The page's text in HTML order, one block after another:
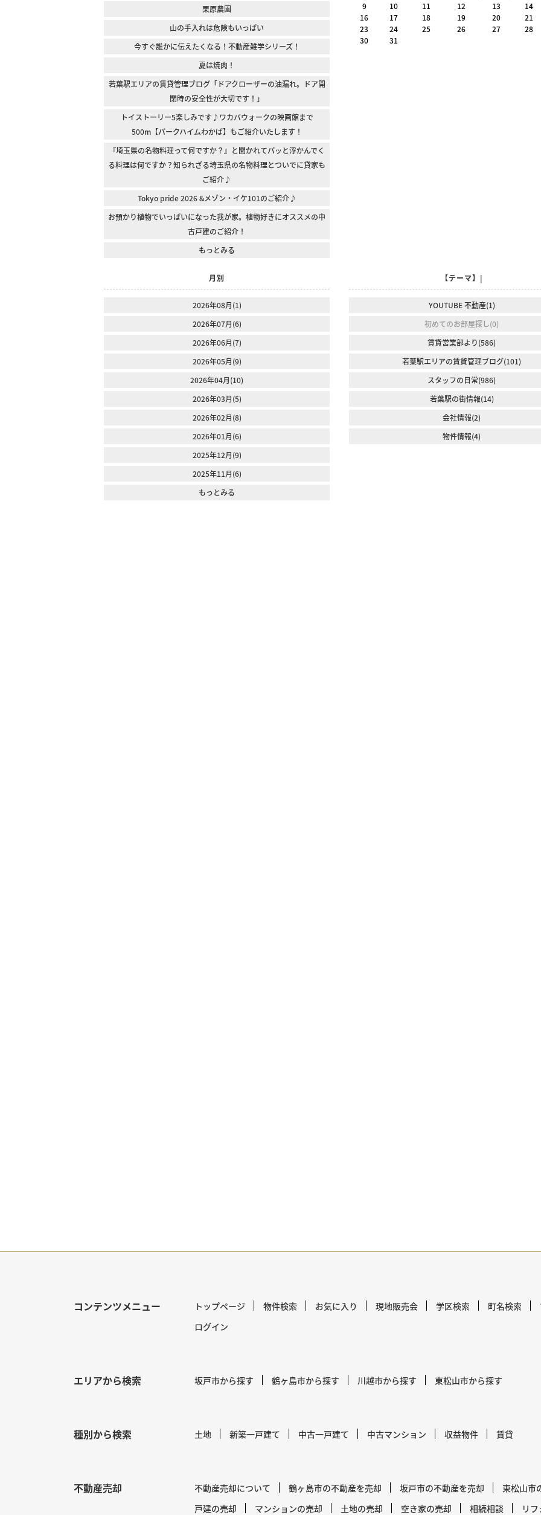
栗原農園
山の手入れは危険もいっぱい
今すぐ誰かに伝えたくなる！不動産雑学シリーズ！
夏は焼肉！
若葉駅エリアの賃貸管理ブログ「ドアクローザーの油漏れ。ドア開
閉時の安全性が大切です！」
トイストーリー5楽しみです♪ワカバウォークの映画館まで
500m【パークハイムわかば】もご紹介いたします！
『埼玉県の名物料理って何ですか？』と聞かれてパッと浮かんでく
る料理は何ですか？知られざる埼玉県の名物料理とついでに貸家も
ご紹介♪
Tokyo pride 2026 &メゾン・イケ101のご紹介♪
お預かり植物でいっぱいになった我が家。植物好きにオススメの中
古戸建のご紹介！
もっとみる
9
10 11 12 13
14
16
17 18 19 20
21
23
24 25 26 27
28
30
31
月別
2026年08月(1)
2026年07月(6)
2026年06月(7)
2026年05月(9)
2026年04月(10)
2026年03月(5)
2026年02月(8)
2026年01月(6)
2025年12月(9)
2025年11月(6)
もっとみる
【テーマ】|
YOUTUBE 不動産(1)
初めてのお部屋探し(0)
賃貸営業部より(586)
若葉駅エリアの賃貸管理ブログ(101)
スタッフの日常(986)
若葉駅の街情報(14)
会社情報(2)
物件情報(4)
コンテンツメニュー トップページ 物件検索 お気に入り 現地販売会 学区検索 町名検索
ログイン
エリアから検索 坂戸市から探す 鶴ヶ島市から探す 川越市から探す 東松山市から探す
種別から検索 土地 新築一戸建て 中古一戸建て 中古マンション 収益物件 賃貸
不動産売却 不動産売却について 鶴ヶ島市の不動産を売却 坂戸市の不動産を売却
東松山市
戸建の売却
マンションの売却 土地の売却 空き家の売却 相続相談 リ